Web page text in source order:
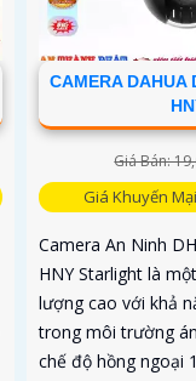
CAMERA DAHUA
Giá Bán:
Giá Khuyến
Camera An Ninh
HNY Starlight là
lượng cao với khả
trong môi trường
chế độ hồng ngoại